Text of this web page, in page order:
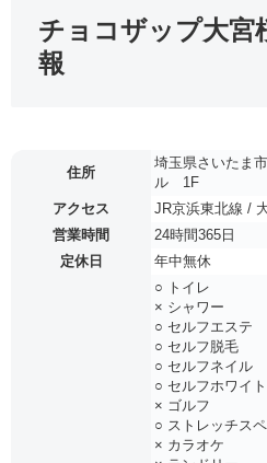
チョコザップ大宮
報
住所
埼玉県さいたま
ル 1F
アクセス
JR京浜東北線 /
営業時間
24時間365日
定休日
年中無休
○ トイレ
× シャワー
○ セルフエステ
○ セルフ脱毛
○ セルフネイル
○ セルフホワイ
× ゴルフ
○ ストレッチス
× カラオケ